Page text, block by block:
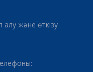
және өткізу